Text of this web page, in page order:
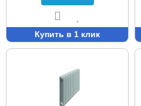
Купить в 1 клик